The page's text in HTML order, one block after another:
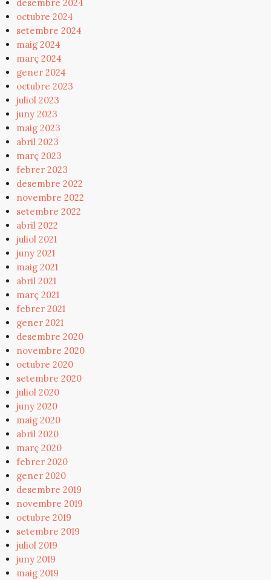
desembre 2024
octubre 2024
setembre 2024
maig 2024
març 2024
gener 2024
octubre 2023
juliol 2023
juny 2023
maig 2023
abril 2023
març 2023
febrer 2023
desembre 2022
novembre 2022
setembre 2022
abril 2022
juliol 2021
juny 2021
maig 2021
abril 2021
març 2021
febrer 2021
gener 2021
desembre 2020
novembre 2020
octubre 2020
setembre 2020
juliol 2020
juny 2020
maig 2020
abril 2020
març 2020
febrer 2020
gener 2020
desembre 2019
novembre 2019
octubre 2019
setembre 2019
juliol 2019
juny 2019
maig 2019